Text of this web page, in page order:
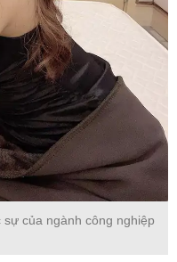
sự của ngành công nghiệp